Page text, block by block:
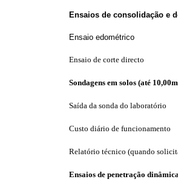
Ensaios de consolidação e
Ensaio edométrico
Ensaio de corte directo
Sondagens em solos (até
Saída da sonda do laboratório
Custo diário de funcionamento
Relatório técnico (quando
Ensaios de penetração